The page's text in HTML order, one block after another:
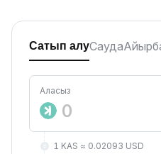
Сатып алуСауда
Аласыз
1 KAS ≈ 0.02093 USD